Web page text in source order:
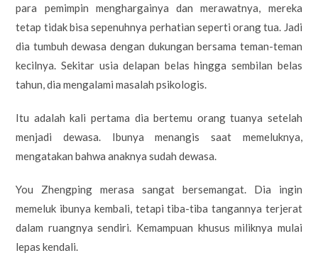
para pemimpin menghargainya dan merawatnya, mereka
tetap tidak bisa sepenuhnya perhatian seperti orang tua. Jadi
dia tumbuh dewasa dengan dukungan bersama teman-teman
kecilnya. Sekitar usia delapan belas hingga sembilan belas
tahun, dia mengalami masalah psikologis.
Itu adalah kali pertama dia bertemu orang tuanya setelah
menjadi dewasa. Ibunya menangis saat memeluknya,
mengatakan bahwa anaknya sudah dewasa.
You Zhengping merasa sangat bersemangat. Dia ingin
memeluk ibunya kembali, tetapi tiba-tiba tangannya terjerat
dalam ruangnya sendiri. Kemampuan khusus miliknya mulai
lepas kendali.